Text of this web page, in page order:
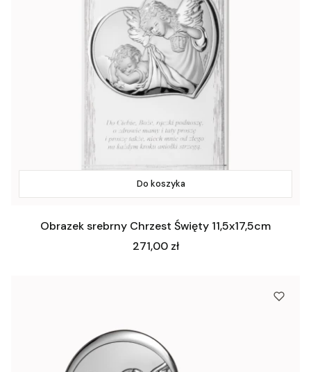
Do koszyka
Obrazek srebrny Chrzest Święty 11,5x17,5cm
Cena
271,00 zł